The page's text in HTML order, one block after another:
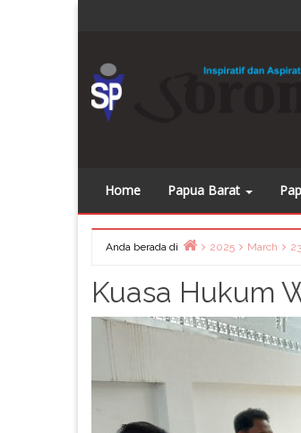
Home Papua Barat
Anda berada di
2025 March 23
Kuasa Hukum